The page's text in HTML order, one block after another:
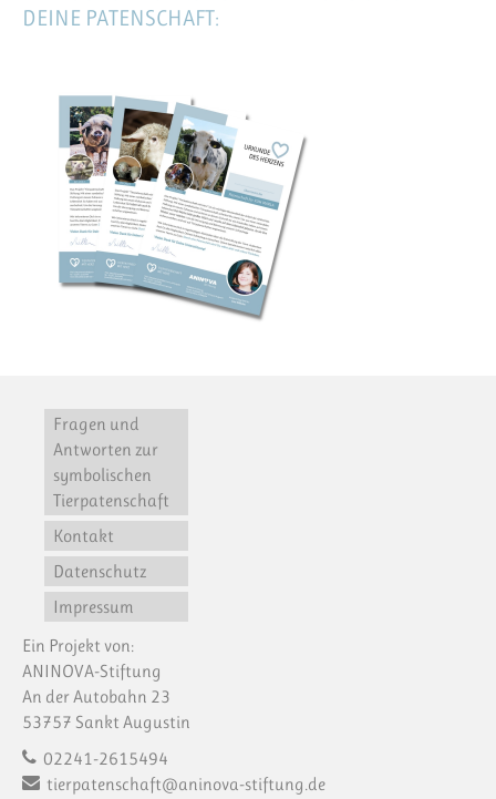
DEINE PATENSCHAFT:
Fragen und
Antworten zur
symbolischen
Tierpatenschaft
Kontakt
Datenschutz
Impressum
Ein Projekt von:
ANINOVA-Stiftung
An der Autobahn 23
53757 Sankt Augustin
02241-2615494
tierpatenschaft@aninova-stiftung.de